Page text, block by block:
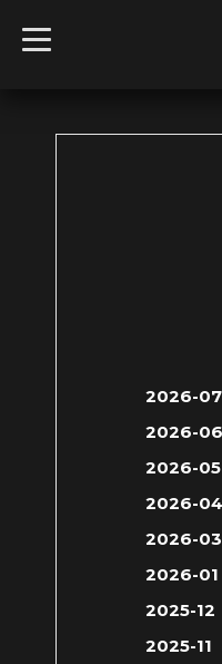
t
o
2026-07
2026-06
2026-05
2026-04
2026-03
2026-01
2025-12
2025-11